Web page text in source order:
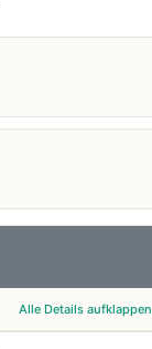
Alle Details aufklappen